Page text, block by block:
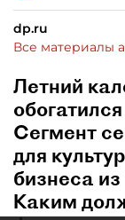
dp.ru
Все материалы
Летний
Сегмент
для
бизнеса
Каким